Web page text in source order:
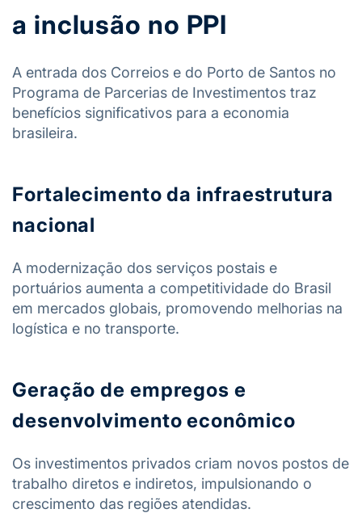
a inclusão no PPI
A entrada dos Correios e do Porto de Santos no
Programa de Parcerias de Investimentos traz
benefícios significativos para a economia
brasileira.
Fortalecimento da infraestrutura
nacional
A modernização dos serviços postais e
portuários aumenta a competitividade do Brasil
em mercados globais, promovendo melhorias na
logística e no transporte.
Geração de empregos e
desenvolvimento econômico
Os investimentos privados criam novos postos de
trabalho diretos e indiretos, impulsionando o
crescimento das regiões atendidas.